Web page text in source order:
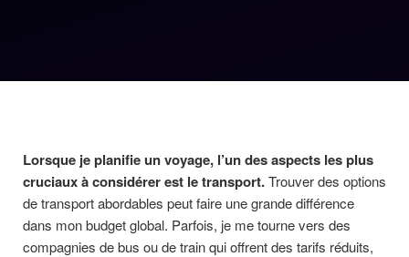
Lorsque je planifie un voyage, l’un des aspects les plus
cruciaux à considérer est le transport.Trouver des options
de transport abordables peut faire une grande différence
dans mon budget global. Parfois, je me tourne vers des
compagnies de bus ou de train qui offrent des tarifs réduits,